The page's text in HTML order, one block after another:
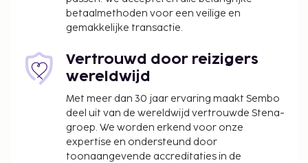
betaalmethoden voor een veilige en
gemakkelijke transactie.
Vertrouwd door reizigers
wereldwijd
Met meer dan 30 jaar ervaring maakt Sembo
deel uit van de wereldwijd vertrouwde Stena-
groep. We worden erkend voor onze
expertise en ondersteund door
toonaangevende accreditaties in de